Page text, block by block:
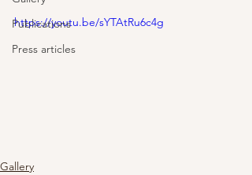
Publications
Press articles
https://youtu.be/sYTAtRu6c4g
Gallery